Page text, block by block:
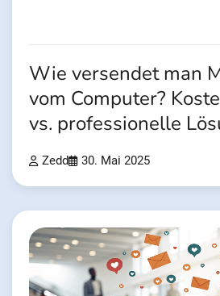
Wie versendet man
vom Computer?
vs. professionelle
Zedd 30. Mai 2025